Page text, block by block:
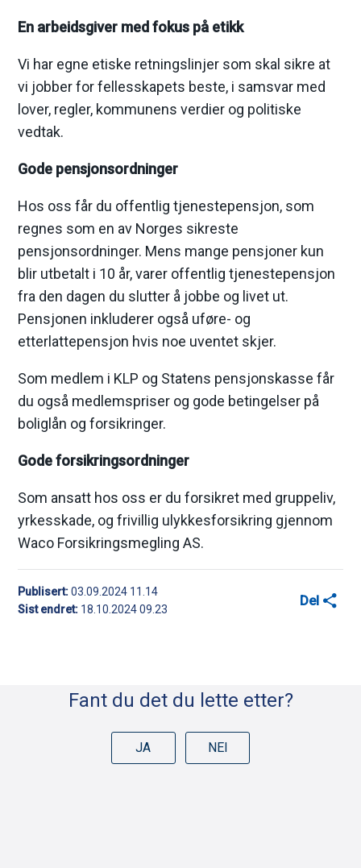
m
m
u
n
e
En arbeidsgiver med fokus på etikk
Vi har egne etiske retningslinjer som skal sikre at
vi jobber for fellesskapets beste, i samsvar med
lover, regler, kommunens verdier og politiske
vedtak.
Gode pensjonsordninger
Hos oss får du offentlig tjenestepensjon, som
regnes som en av Norges sikreste
pensjonsordninger. Mens mange pensjoner kun
blir utbetalt i 10 år, varer offentlig tjenestepensjon
fra den dagen du slutter å jobbe og livet ut.
Pensjonen inkluderer også uføre- og
etterlattepensjon hvis noe uventet skjer.
Som medlem i KLP og Statens pensjonskasse får
du også medlemspriser og gode betingelser på
boliglån og forsikringer.
Gode forsikringsordninger
Som ansatt hos oss er du forsikret med gruppeliv,
yrkesskade, og frivillig ulykkesforsikring gjennom
Waco Forsikringsmegling AS.
Publisert 03.09.2024 11.14
Sist endret 18.10.2024 09.23
Del
Fant du det du lette etter?
JA NEI